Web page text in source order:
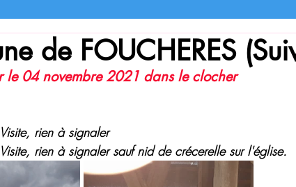
de FOUCHERES
le 04 novembre 2021 dans le clocher
rien à signaler
rien à signaler sauf nid de crécerelle sur l'église.